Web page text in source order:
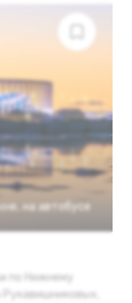
на автобусе
по Нижнему